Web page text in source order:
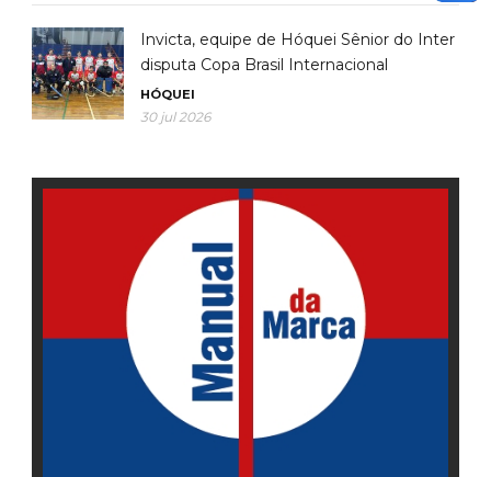
Invicta, equipe de Hóquei Sênior do Inter
disputa Copa Brasil Internacional
HÓQUEI
30 jul 2026